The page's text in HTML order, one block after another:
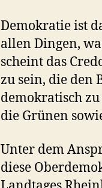
Demokratie ist
allen Dingen,
scheint das
zu sein, die den
demokratisch zu
die Grünen
Unter dem
diese